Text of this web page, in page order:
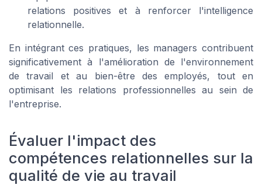
relations positives et à renforcer l'intelligence
relationnelle.
En intégrant ces pratiques, les managers contribuent
significativement à l'amélioration de l'environnement
de travail et au bien-être des employés, tout en
optimisant les relations professionnelles au sein de
l'entreprise.
Évaluer l'impact des
compétences relationnelles sur la
qualité de vie au travail